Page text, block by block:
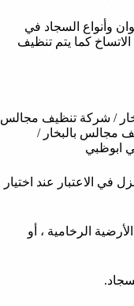
وأنواع السجاد في
كما يتم تنظيف
/ شركة تنظيف مجالس
مجالس بالبخار /
ابوظبي
في الاعتبار عند اختيار
الرخامية ، أو